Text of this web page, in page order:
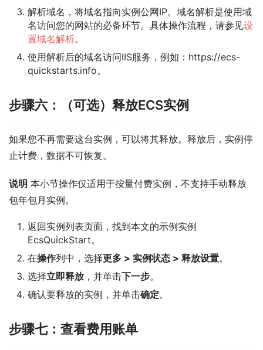
解析域名，将域名指向实例公网IP。域名解析是使用域
名访问您的网站的必备环节。具体操作流程，请参见设
置域名解析。
使用解析后的域名访问IIS服务，例如：https://ecs-
quickstarts.info。
步骤六：（可选）释放ECS实例
如果您不再需要这台实例，可以将其释放。释放后，实例停
止计费，数据不可恢复。
说明 本小节操作仅适用于按量付费实例，不支持手动释放
包年包月实例。
返回实例列表页面，找到本文的示例实例
EcsQuickStart。
在操作列中，选择更多 > 实例状态 > 释放设置。
选择立即释放 ，并单击下一步。
确认要释放的实例，并单击确定。
步骤七：查看费用账单